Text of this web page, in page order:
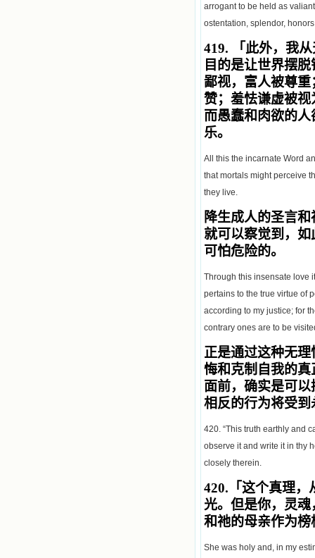
arrogant to be held as
ostentation, splendor,
419.
「此外，我
目的是让世界摆
鄙视，富人被尊
赞；羞怯谦虚被
而愚蠢和肉欲的
乐。
All this the incarnate Word
that mortals might perceive
they live.
降生成人的圣言
就可以察觉到，
可怕危险的。
Through this insensate love
pertains to the true virtue of
according to my justice; for
contrary ones are to be
正是通过这种无
悔和克制自我的
面前，确实是可
相反的行为将受
420. “This truth earthly and
observe it and write it in thy
closely therein.
420. 「这个真理
光。但是你，灵
和祂的母亲作为
She was holy and, in my